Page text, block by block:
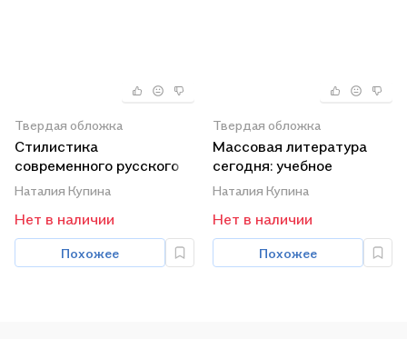
Твердая обложка
Стилистика
современного русского
языка : учебник для
бакалавров
Наталия Купина
Нет в наличии
Похожее
Твердая обложка
Массовая литература
сегодня: учебное
пособие
Наталия Купина
Нет в наличии
Похожее